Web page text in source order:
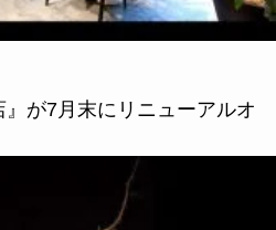
』が7月末にリニューアルオ